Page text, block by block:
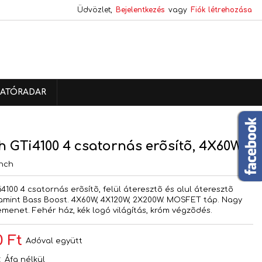
Üdvözlet, Bejelentkezés vagy Fiók létrehozása
GTi4100 4 csatornás erõsítõ, 4X60W
4 csatornás erõsítõ, felül áteresztõ és alul áteresztõ
Bass Boost. 4X60W, 4X120W, 2X200W. MOSFET táp. Nagy
Fehér ház, kék logó világítás, króm végzõdés.
Ft Adóval együtt
Áfa nélkül